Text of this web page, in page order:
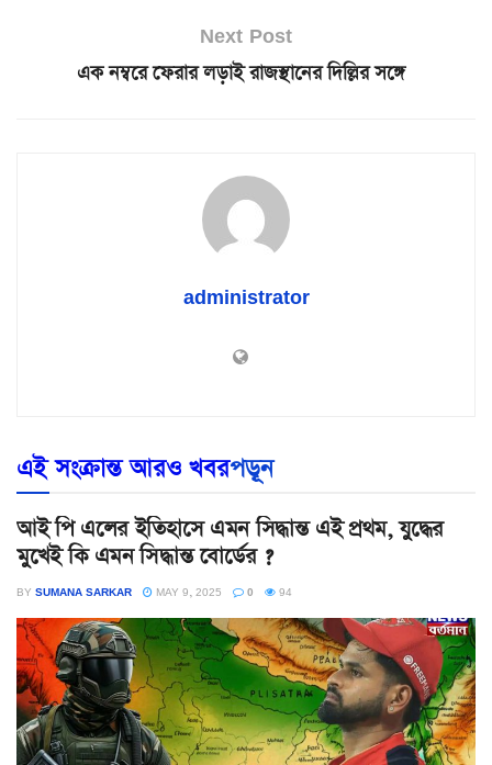
Next Post
এক নম্বরে ফেরার লড়াই রাজস্থানের দিল্লির সঙ্গে
administrator
এই সংক্রান্ত আরও খবরপড়ূন
আই পি এলের ইতিহাসে এমন সিদ্ধান্ত এই প্রথম, যুদ্ধের
মুখেই কি এমন সিদ্ধান্ত বোর্ডের ?
BY SUMANA SARKAR MAY 9, 2025 0 94